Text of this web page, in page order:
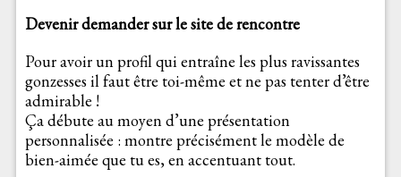
Devenir demander sur le site de rencontre
Pour avoir un profil qui entraîne les plus ravissantes
gonzesses il faut être toi-même et ne pas tenter d’être
admirable !
Ça débute au moyen d’une présentation
personnalisée : montre précisément le modèle de
bien-aimée que tu es, en accentuant tout.